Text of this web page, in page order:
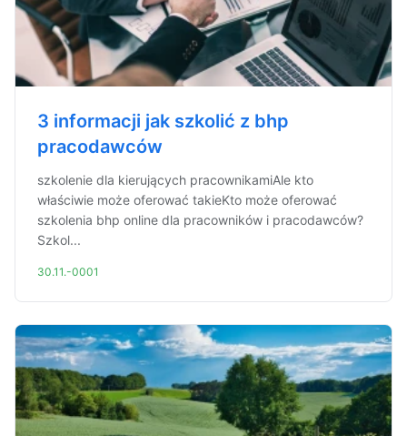
3 informacji jak szkolić z bhp
pracodawców
szkolenie dla kierujących pracownikamiAle kto
właściwie może oferować takieKto może oferować
szkolenia bhp online dla pracowników i pracodawców?
Szkol...
30.11.-0001